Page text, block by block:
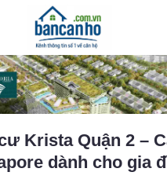
Krista Quận 2 –
dành cho gia